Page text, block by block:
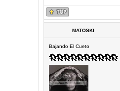
MATOSKI
Bajando El Cueto